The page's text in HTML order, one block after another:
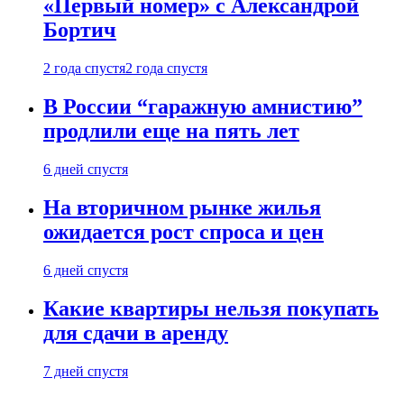
«Первый номер» с Александрой
Бортич
2 года спустя2 года спустя
В России “гаражную амнистию”
продлили еще на пять лет
6 дней спустя
На вторичном рынке жилья
ожидается рост спроса и цен
6 дней спустя
Какие квартиры нельзя покупать
для сдачи в аренду
7 дней спустя